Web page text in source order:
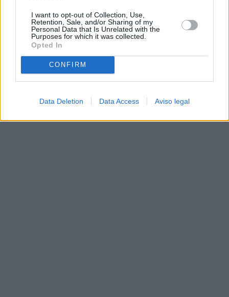
I want to opt-out of Collection, Use,
Retention, Sale, and/or Sharing of my
Personal Data that Is Unrelated with the
Purposes for which it was collected.
Opted In
CONFIRM
Data Deletion Data Access Aviso legal